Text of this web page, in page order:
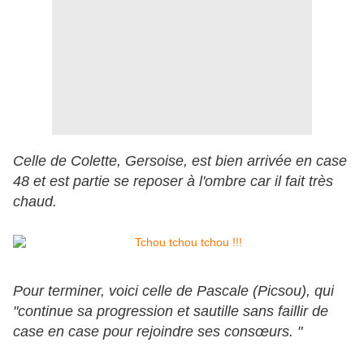
Celle de Colette, Gersoise, est bien arrivée en case
48 et est partie se reposer à l'ombre car il fait très
chaud.
Pour terminer, voici celle de Pascale (Picsou), qui
"continue sa progression et sautille sans faillir de
case en case pour rejoindre ses consœurs. "